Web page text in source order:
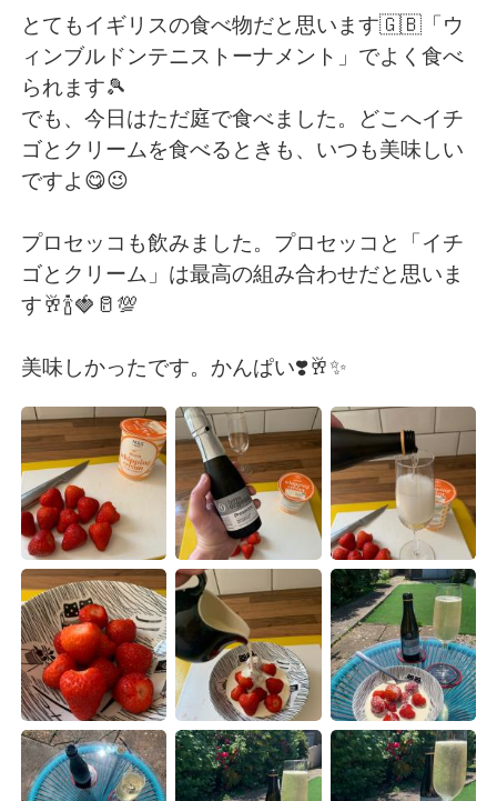
العربية Français
Deutsch 日本語
Русский
Türkçe Tiếng Việt
とてもイギリスの食べ物だと思います🇬🇧「ウ
ィンブルドンテニストーナメント」でよく食べ
られます🎾
でも、今日はただ庭で食べました。どこへイチ
ゴとクリームを食べるときも、いつも美味しい
ですよ😋😉
プロセッコも飲みました。プロセッコと「イチ
ゴとクリーム」は最高の組み合わせだと思いま
す🥂🍾🍓🥛💯
美味しかったです。かんぱい❣️🥂✨